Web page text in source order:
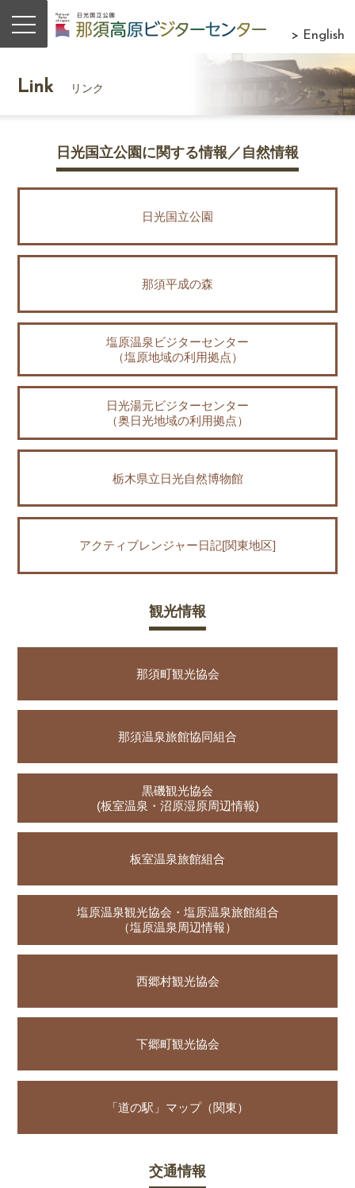
> English
Link リンク
日光国立公園に関する情報／自然情報
日光国立公園
那須平成の森
塩原温泉ビジターセンター
（塩原地域の利用拠点）
日光湯元ビジターセンター
（奥日光地域の利用拠点）
栃木県立日光自然博物館
アクティブレンジャー日記[関東地区]
観光情報
那須町観光協会
那須温泉旅館協同組合
黒磯観光協会
(板室温泉・沼原湿原周辺情報)
板室温泉旅館組合
塩原温泉観光協会・塩原温泉旅館組合
（塩原温泉周辺情報）
西郷村観光協会
下郷町観光協会
「道の駅」マップ（関東）
交通情報